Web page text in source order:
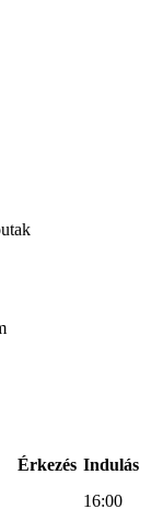
Érkezés Indulás
16:00